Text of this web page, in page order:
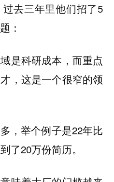
去三年里他们招了5
：
是科研成本，而重点
，这是一个很窄的领
，举个例子是22年比
了20万份简历。